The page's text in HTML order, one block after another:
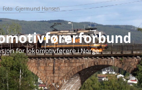
Foto: Gjermund Hansen
for lokomotivførere i Norge